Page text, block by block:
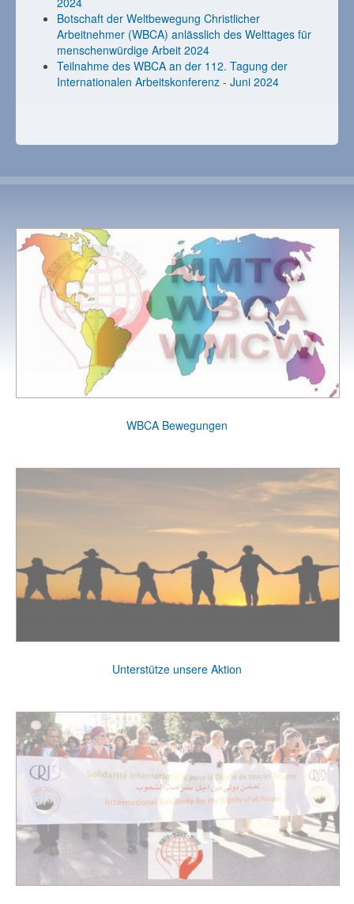
Botschaft der Weltbewegung Christlicher
Arbeitnehmer (WBCA) anlässlich des Welttages für
menschenwürdige Arbeit 2024
Teilnahme des WBCA an der 112. Tagung der
Internationalen Arbeitskonferenz - Juni 2024
WBCA Bewegungen
Unterstütze unsere Aktion